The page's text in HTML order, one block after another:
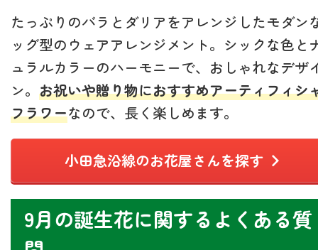
たっぷりのバラとダリアをアレンジしたモダン
ッグ型のウェアアレンジメント。シックな色と
ュラルカラーのハーモニーで、おしゃれなデザ
ン。 お祝いや贈り物におすすめアーティフィシ
フラワーなので、長く楽しめます。
小田急沿線のお花屋さんを探す
9月の誕生花に関するよくある質